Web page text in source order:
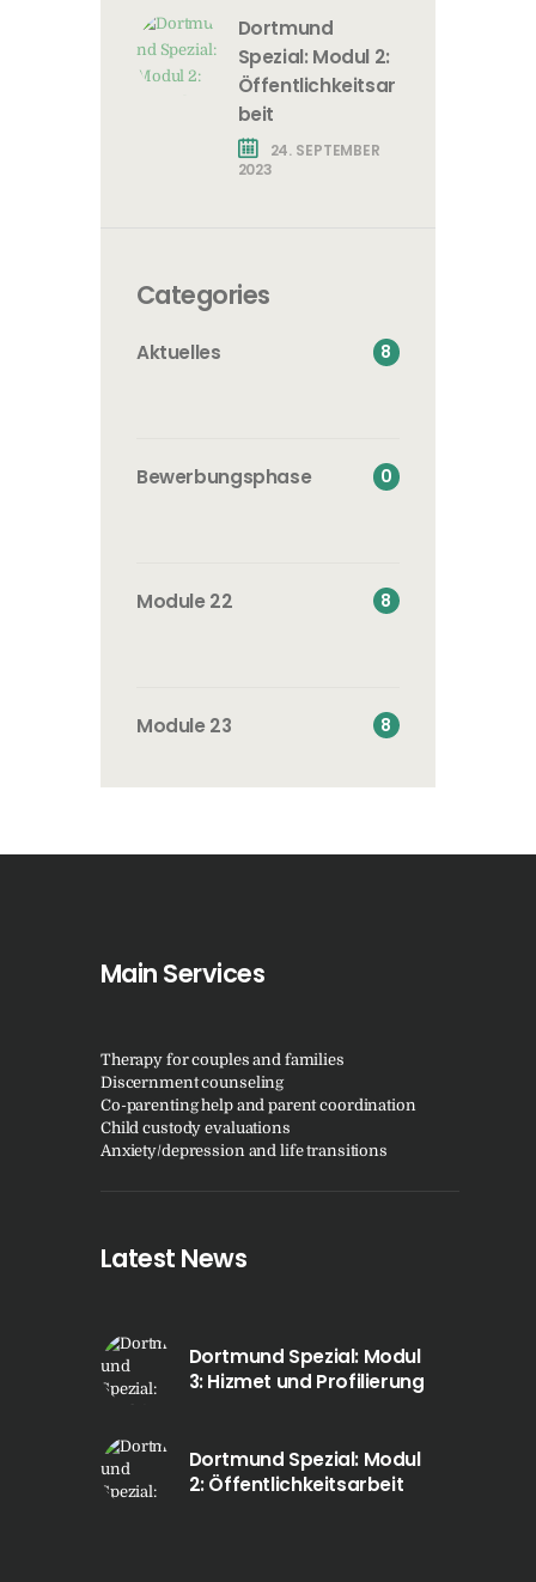
Dortmund
Spezial: Modul 2:
Öffentlichkeitsar
beit
24. SEPTEMBER
2023
Categories
Aktuelles 8
Bewerbungsphase 0
Module 22 8
Module 23 8
Main Services
Therapy for couples and families
Discernment counseling
Co-parenting help and parent coordination
Child custody evaluations
Anxiety/depression and life transitions
Latest News
Dortmund Spezial: Modul
3: Hizmet und Profilierung
Dortmund Spezial: Modul
2: Öffentlichkeitsarbeit